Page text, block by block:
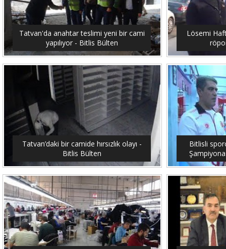
Tatvan'da anahtar teslimi yeni bir cami
yapılıyor - Bitlis Bülten
Lösemi
Tatvan’daki bir camide hırsızlık olayı -
Bitlis Bülten
Bitlisli